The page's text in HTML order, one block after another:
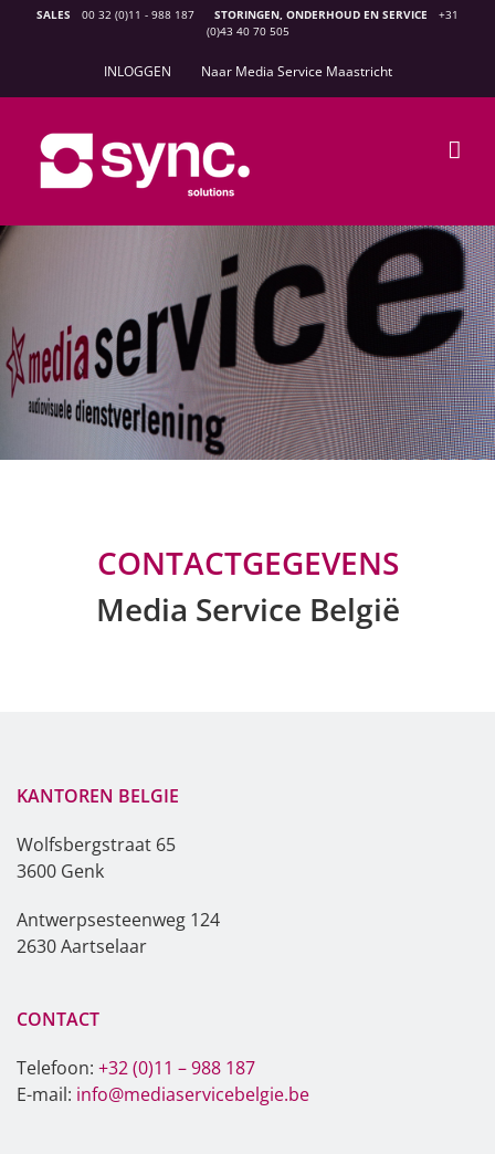
SALES 00 32 (0)11 - 988 187 STORINGEN, ONDERHOUD EN SERVICE
+31
(0)43 40 70 505
INLOGGEN Naar Media Service Maastricht
CONTACTGEGEVENS
Media Service België
KANTOREN BELGIE
Wolfsbergstraat 65
3600 Genk
Antwerpsesteenweg 124
2630 Aartselaar
CONTACT
Telefoon: +32 (0)11 – 988 187
E-mail: info@mediaservicebelgie.be